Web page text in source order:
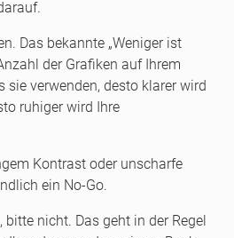
Das bekannte „Weniger ist
der Grafiken auf Ihrem
sie verwenden, desto klarer wird
ruhiger wird Ihre
Kontrast oder unscharfe
ein No-Go.
bitte nicht. Das geht in der Regel